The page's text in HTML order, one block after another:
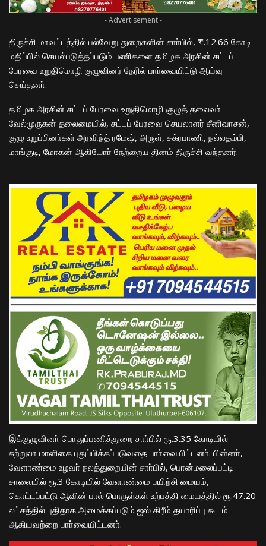
- Advertisement -
திருச்சி மாவட்டத்தில் பல்வேறு துறைகளின் சாா்பில், ₹.12.66 கோடி
மதிப்பில் செயல்படுத்தப்படும் பணிகளை தமிழக அரசின் சட்டப்
பேரவை உறுதிமொழி குழுவினர் நேரில் பாா்வையிட்டு ஆய்வு
செய்தனா்.
தமிழக அரசின் சட்டப் பேரவை உறுதிமொழி குழுத் தலைவா்
வேல்முருகன் தலைமையில், சட்டப் பேரவை செயலாளர் சீனிவாசன்,
குழு உறுப்பினா்கள் அரவிந்த் ரமேஷ், அருள், சக்ரபாணி, நல்லதம்பி,
மாங்குடி, மோகன் ஆகியோா் நேற்றைய தினம் திருச்சி வந்தனர்.
இக்குழுவினா் பொதுப்பணித்துறை சாா்பில் ரூ.3.35 கோடியில்
சுற்றுலா மாளிகை புதுப்பிக்கப்படுவதை பாா்வையிட்டனா். பின்னா்,
வேளாண்மை உழவா் நலத்துறையின் சாா்பில், பொன்மலைப்பட்டி
சாலையில் ரூ.3 கோடியில் வேளாண்மை பயிற்சி மையம்,
கொட்டப்பட்டு ஆவின் பால் பொருள்கள் உற்பத்தி மையத்தில் ரூ.47.20
லட்சத்தில் புதிதாக அமைக்கப்படும் ஐஸ் கிரீம் தயாரிப்பு கூடம்
ஆகியவற்றை பாா்வையிட்டனா்.